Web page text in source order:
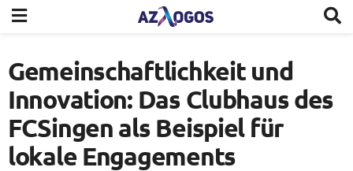
Gemeinschaftlichkeit und
Innovation: Das Clubhaus des
FCSingen als Beispiel für
lokale Engagements